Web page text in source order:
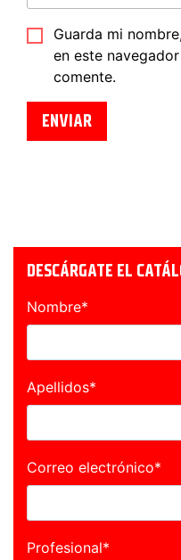
Guarda mi
en este
comente.
DESCÁRGATE EL
Nombre*
Apellidos*
Correo electrónico*
Profesional*